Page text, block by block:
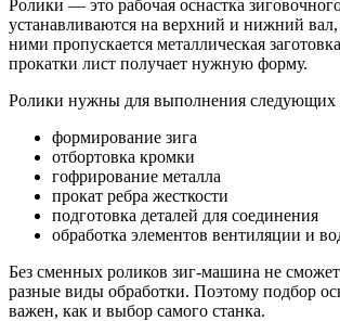
Ролики — это рабочая оснастка
устанавливаются на верхний и нижний
ними пропускается металлическая
прокатки лист получает нужную форму.
Ролики нужны для выполнения следующих
формирование зига
отбортовка кромки
гофрирование металла
прокат ребра жесткости
подготовка деталей для соединения
обработка элементов вентиляции и
Без сменных роликов зиг-машина не
разные виды обработки. Поэтому подбор
важен, как и выбор самого станка.